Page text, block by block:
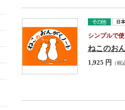
シンプルで
ねこのお
1,925 円 （税